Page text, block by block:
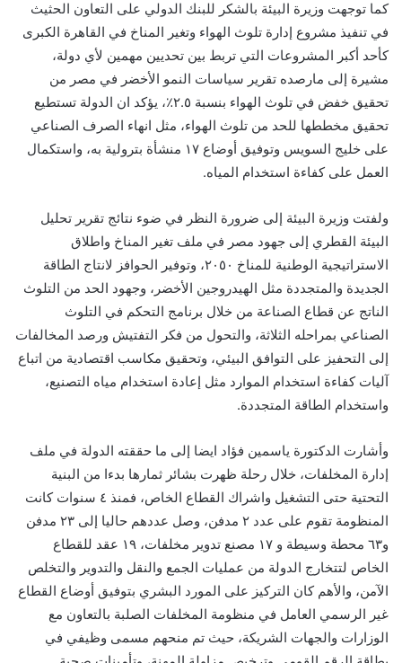
كما توجهت وزيرة البيئة بالشكر للبنك الدولي على التعاون الحثيث
في تنفيذ مشروع إدارة تلوث الهواء وتغير المناخ في القاهرة الكبرى
كأحد أكبر المشروعات التي تربط بين تحديين مهمين لأي دولة،
مشيرة إلى مارصده تقرير سياسات النمو الأخضر في مصر من
تحقيق خفض في تلوث الهواء بنسبة ٢.٥٪، يؤكد ان الدولة تستطيع
تحقيق مخططها للحد من تلوث الهواء، مثل انهاء الصرف الصناعي
على خليج السويس وتوفيق أوضاع ١٧ منشأة بترولية به، واستكمال
العمل على كفاءة استخدام المياه.
ولفتت وزيرة البيئة إلى ضرورة النظر في ضوء نتائج تقرير تحليل
البيئة القطري إلى جهود مصر في ملف تغير المناخ واطلاق
الاستراتيجية الوطنية للمناخ ٢٠٥٠، وتوفير الحوافز لانتاج الطاقة
الجديدة والمتجددة مثل الهيدروجين الأخضر، وجهود الحد من التلوث
الناتج عن قطاع الصناعة من خلال برنامج التحكم في التلوث
الصناعي بمراحله الثلاثة، والتحول من فكر التفتيش ورصد المخالفات
إلى التحفيز على التوافق البيئي، وتحقيق مكاسب اقتصادية من اتباع
آليات كفاءة استخدام الموارد مثل إعادة استخدام مياه التصنيع،
واستخدام الطاقة المتجددة.
وأشارت الدكتورة ياسمين فؤاد ايضا إلى ما حققته الدولة في ملف
إدارة المخلفات، خلال رحلة ظهرت بشائر ثمارها بدءا من البنية
التحتية حتى التشغيل واشراك القطاع الخاص، فمنذ ٤ سنوات كانت
المنظومة تقوم على عدد ٢ مدفن، وصل عددهم حاليا إلى ٢٣ مدفن
و٦٣ محطة وسيطة و ١٧ مصنع تدوير مخلفات، ١٩ عقد للقطاع
الخاص لتتخارج الدولة من عمليات الجمع والنقل والتدوير والتخلص
الآمن، والأهم كان التركيز على المورد البشري بتوفيق أوضاع القطاع
غير الرسمي العامل في منظومة المخلفات الصلبة بالتعاون مع
الوزارات والجهات الشريكة، حيث تم منحهم مسمى وظيفي في